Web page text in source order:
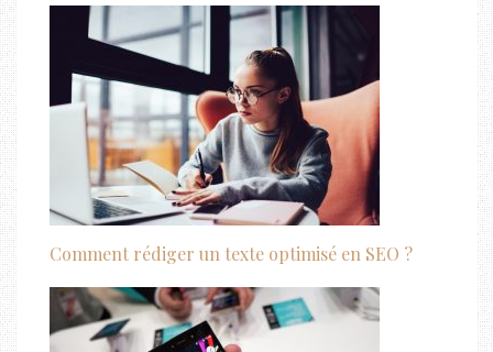
Comment rédiger un texte optimisé en SEO ?